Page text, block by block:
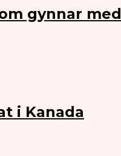
gynnar
i Kanada